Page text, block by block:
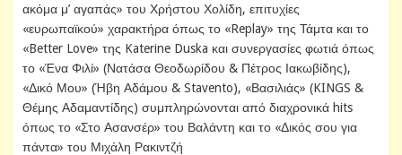
ακόμα μ’ αγαπάς» του Χρήστου Χολίδη, επιτυχίες
«ευρωπαϊκού» χαρακτήρα όπως το «Replay» της Τάμτα και το
«Better Love» της Katerine Duska και συνεργασίες φωτιά όπως
το «Ένα Φιλί» (Νατάσα Θεοδωρίδου & Πέτρος Ιακωβίδης),
«Δικό Μου» (Ήβη Αδάμου & Stavento), «Βασιλιάς» (KINGS &
Θέμης Αδαμαντίδης) συμπληρώνονται από διαχρονικά hits
όπως το «Στο Ασανσέρ» του Βαλάντη και το «Δικός σου για
πάντα» του Μιχάλη Ρακιντζή